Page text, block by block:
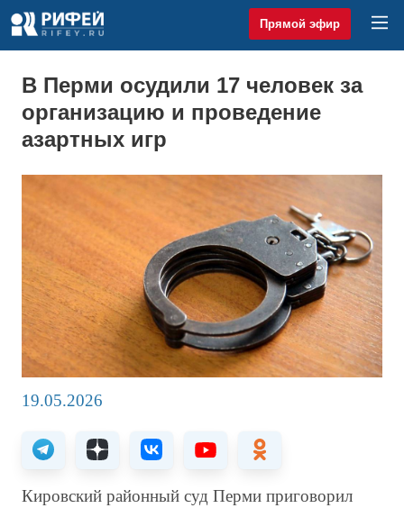
Прямой эфир
В Перми осудили 17 человек за
организацию и проведение
азартных игр
19.05.2026
Кировский районный суд Перми приговорил